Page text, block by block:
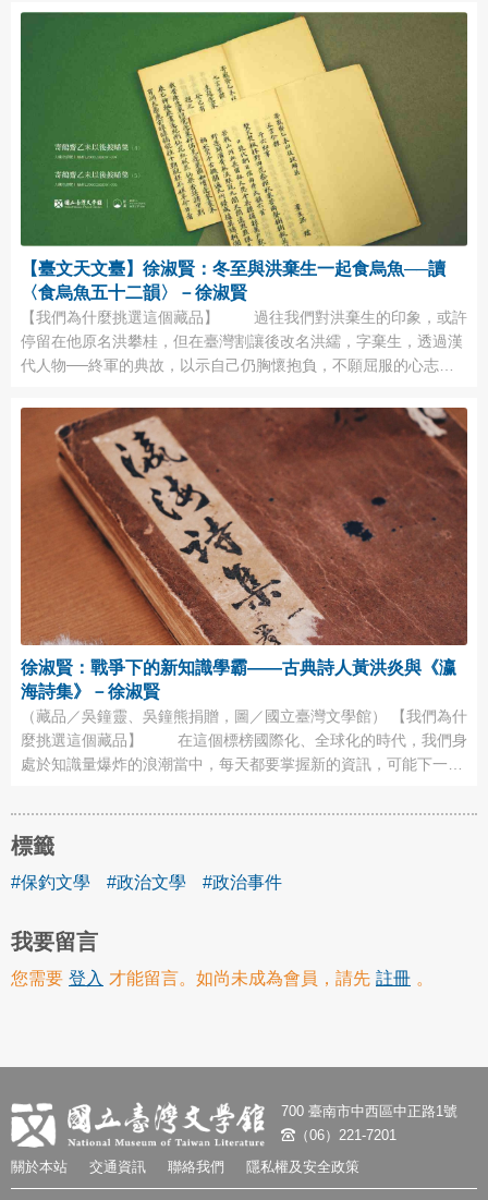
服刑期間，想起女兒目睹自己被捕過程，觸景生情，寫下〈我的小
先生〉，並刊載在新生訓導處出刊的《新生活壁報》。 在往後
的日子裡，除了信件，《新生活 ...
【臺文天文臺】徐淑賢：冬至與洪棄生一起食烏魚──讀
〈食烏魚五十二韻〉－徐淑賢
【我們為什麼挑選這個藏品】 過往我們對洪棄生的印象，或許
停留在他原名洪攀桂，但在臺灣割讓後改名洪繻，字棄生，透過漢
代人物──終軍的典故，以示自己仍胸懷抱負，不願屈服的心志。
此躲藏、逃匿超過20年，更寫下諸如：〈厲行斷髮散足事感詠〉、
〈再為厲行斷髮詠〉、〈逃剪髮感詠〉等作品，表示自己從中感受
到的屈辱、痛苦，並視斷髮如蠻夷象徵的心情； ...
徐淑賢：戰爭下的新知識學霸——古典詩人黃洪炎與《瀛
海詩集》－徐淑賢
（藏品／吳鐘靈、吳鐘熊捐贈，圖／國立臺灣文學館） 【我們為什
麼挑選這個藏品】 在這個標榜國際化、全球化的時代，我們身
處於知識量爆炸的浪潮當中，每天都要掌握新的資訊，可能下一秒
常，不足為奇。 但是，伴隨著殖民統治而來的「現代化」，對
於日本時代的臺灣人來說，是一種彷彿踏入另一個次元的日常體
驗，無論是物質生活的提升 ...
標籤
#保釣文學 #政治文學 #政治事件
我要留言
您需要 登入 才能留言。如尚未成為會員，請先 註冊 。
700 臺南市中西區中正路1號
（06）221-7201
關於本站
交通資訊 聯絡我們 隱私權及安全政策